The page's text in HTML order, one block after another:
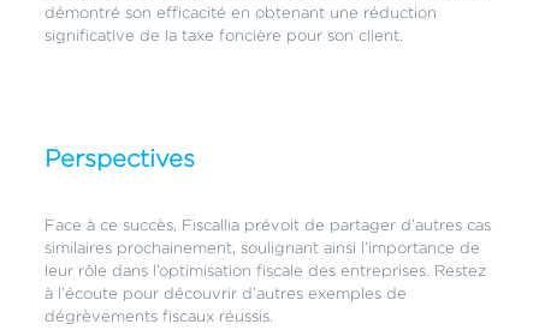
démontré son efficacité en obtenant une réduction
significative de la taxe foncière pour son client.
Perspectives
Face à ce succès, Fiscallia prévoit de partager d’autres cas
similaires prochainement, soulignant ainsi l’importance de
leur rôle dans l’optimisation fiscale des entreprises. Restez
à l’écoute pour découvrir d’autres exemples de
dégrèvements fiscaux réussis.